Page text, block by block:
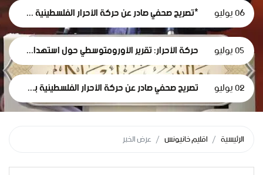
06 يوليو *تصريح صحفي صادر عن حركة الأحرار الفلسطينية حول استقالة لجنة الطوارئ في غزة
05 يوليو حركة الأحرار: تقرير الأورومتوسطي حول استهداف الرموز الطبية في سجون الاحتلال وثيقة إدانة وجريمة حرب موصوفة
02 يوليو تصريح صحفي صادر عن حركة الأحرار الفلسطينية بمناسبة مرور 1000 يومٍ من حرب الإبادة... وفظاعة جرائم الاحتلال في قطاع غزة*
الرئيسية اقليم خانيونس عرض الخبر